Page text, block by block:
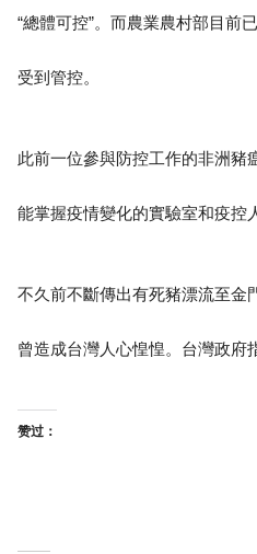
“總體可控”。而農業農村部目前
受到管控。
此前一位參與防控工作的非洲豬
能掌握疫情變化的實驗室和疫控
不久前不斷傳出有死豬漂流至金
曾造成台灣人心惶惶。台灣政府
赞过：